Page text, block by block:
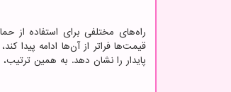
راه‌های مختلفی برای استفاده از
قیمت‌ها فراتر از آن‌ها ادامه پیدا
پایدار را نشان دهد. به همین